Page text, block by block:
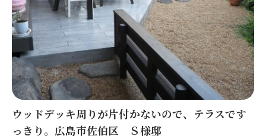
ウッドデッキ周りが片付かないので、テラスです
っきり。広島市佐伯区 Ｓ様邸